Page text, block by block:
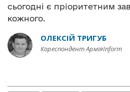
сьогодні є пріоритетним
кожного.
ОЛЕКСІЙ ТРИГУБ
Кореспондент АрміяInform